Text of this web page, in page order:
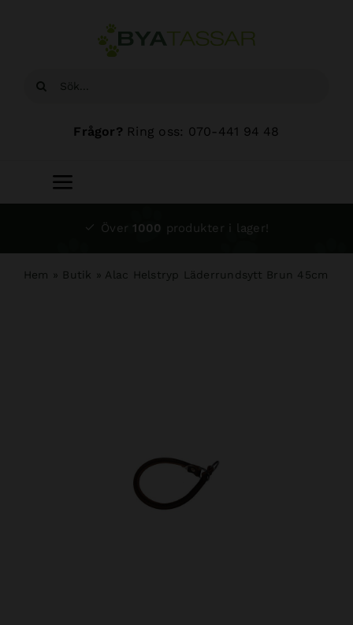
Sök
Frågor? Ring oss: 070-441 94 48
Toggle
Navigation
Över 1000 produkter i lager!
Hem » Butik » Alac Helstryp Läderrundsytt Brun 45cm